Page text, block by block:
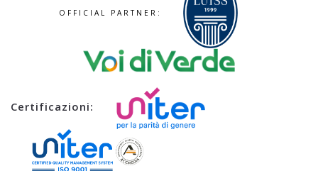
OFFICIAL PARTNER:
Certificazioni: